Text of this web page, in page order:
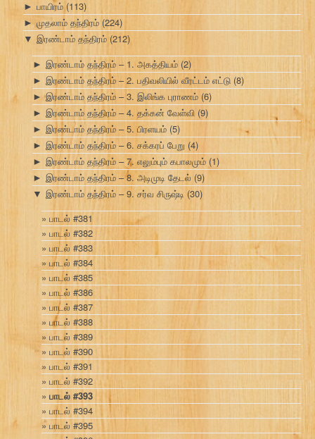
► பாயிரம் (113)
► முதலாம் தந்திரம் (224)
▼ இரண்டாம் தந்திரம் (212)
► இரண்டாம் தந்திரம் – 1. அகத்தியம் (2)
► இரண்டாம் தந்திரம் – 2. பதிவலியில் வீரட்டம் எட்டு (8)
► இரண்டாம் தந்திரம் – 3. இலிங்க புராணம் (6)
► இரண்டாம் தந்திரம் – 4. தக்கன் வேள்வி (9)
► இரண்டாம் தந்திரம் – 5. பிரளயம் (5)
► இரண்டாம் தந்திரம் – 6. சக்கரப் பேறு (4)
► இரண்டாம் தந்திரம் – 7. எலும்பும் கபாலமும் (1)
► இரண்டாம் தந்திரம் – 8. அடிமுடி தேடல் (9)
▼ இரண்டாம் தந்திரம் – 9. சர்வ சிருஷ்டி (30)
பாடல் #381
பாடல் #382
பாடல் #383
பாடல் #384
பாடல் #385
பாடல் #386
பாடல் #387
பாடல் #388
பாடல் #389
பாடல் #390
பாடல் #391
பாடல் #392
பாடல் #393
பாடல் #394
பாடல் #395